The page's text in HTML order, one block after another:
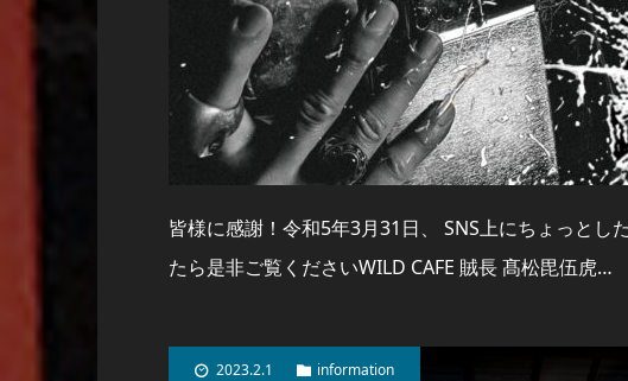
皆様に感謝！令和5年3月31日、 SNS上にちょっとし
たら是非ご覧くださいWILD CAFE 賊長 髙松毘伍虎…
2023.2.1 information